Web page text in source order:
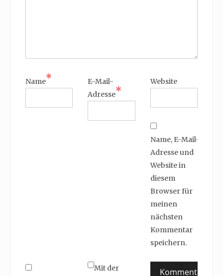
Name*
E-Mail-
Adresse*
Website
Name, E-Mail-
Adresse und
Website in
diesem
Browser für
meinen
nächsten
Kommentar
speichern.
Mit der